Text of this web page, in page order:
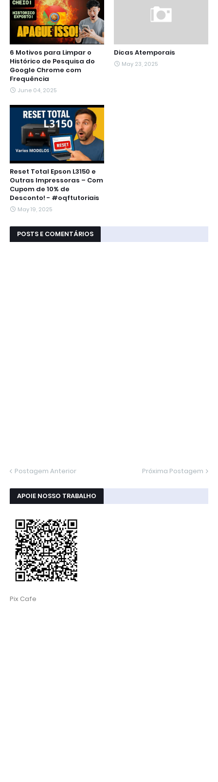
6 Motivos para Limpar o
Histórico de Pesquisa do
Google Chrome com
Frequência
June 04, 2025
Dicas Atemporais
May 23, 2025
Reset Total Epson L3150 e
Outras Impressoras – Com
Cupom de 10% de
Desconto! - #oqftutoriais
May 19, 2025
POSTS E COMENTÁRIOS
Postagem Anterior Próxima Postagem
APOIE NOSSO TRABALHO
Pix Cafe